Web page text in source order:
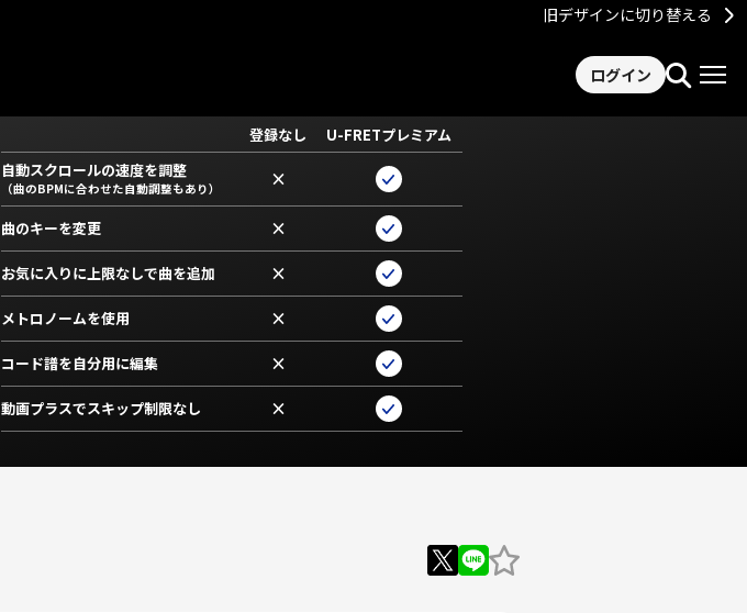
旧デザインに切り替える
ログイン
登録なし
U-FRETプレミアム
自動スクロールの速度を調整
（曲のBPMに合わせた自動調整もあり） ×
曲のキーを変更 ×
お気に入りに上限なしで曲を追加 ×
メトロノームを使用 ×
コード譜を自分用に編集 ×
動画プラスでスキップ制限なし ×